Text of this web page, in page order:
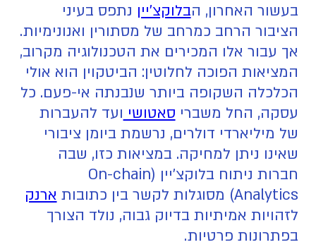
בעשור האחרון, הבלוקצ'יין נתפס בעיני
הציבור הרחב כמרחב של מסתורין ואנונימיות.
אך עבור אלו המכירים את הטכנולוגיה מקרוב,
המציאות הפוכה לחלוטין: הביטקוין הוא אולי
הכלכלה השקופה ביותר שנבנתה אי-פעם. כל
עסקה, החל משברי סאטושי ועד להעברות
של מיליארדי דולרים, נרשמת ביומן ציבורי
שאינו ניתן למחיקה. במציאות כזו, שבה
חברות ניתוח בלוקצ'יין (On-chain
Analytics) מסוגלות לקשר בין כתובות
ארנק
לזהויות אמיתיות בדיוק גבוה, נולד הצורך
בפתרונות פרטיות.